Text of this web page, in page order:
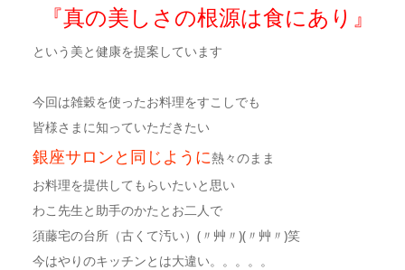
『真の美しさの根源は食にあり』
という美と健康を提案しています
今回は雑穀を使ったお料理をすこしでも
皆様さまに知っていただきたい
銀座サロンと同じように熱々のまま
お料理を提供してもらいたいと思い
わこ先生と助手のかたとお二人で
須藤宅の台所（古くて汚い）(〃艸〃)(〃艸〃)笑
今はやりのキッチンとは大違い。。。。。